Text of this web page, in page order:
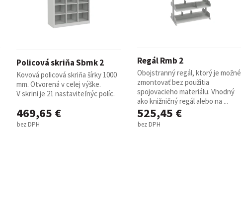
Policová skriňa Sbmk 2
Kovová policová skriňa šírky 1000
mm. Otvorená v celej výške.
V skrini je 21 nastaviteľnýc políc.
469,65 €
bez DPH
Regál Rmb 2
Obojstranný regál, ktorý je možné
zmontovať bez použitia
spojovacieho materiálu. Vhodný
ako knižničný regál alebo na ...
525,45 €
bez DPH